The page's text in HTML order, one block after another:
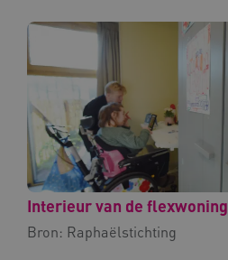
Interieur van de flexwoning
Bron: Raphaëlstichting